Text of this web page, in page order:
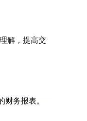
解，提高交
务报表。